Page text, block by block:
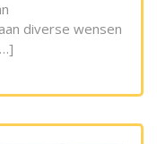
diverse wensen